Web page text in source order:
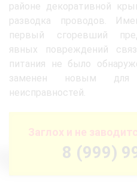
районе декоративной
разводка проводов.
первый сгоревший
явных повреждений
питания не было
заменен новым для
неисправностей.
Заглох и не
8 (999)